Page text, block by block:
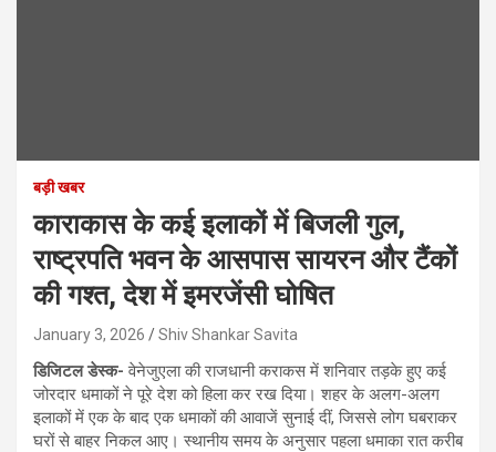
बड़ी खबर
काराकास के कई इलाकों में बिजली गुल,
राष्ट्रपति भवन के आसपास सायरन और टैंकों
की गश्त, देश में इमरजेंसी घोषित
January 3, 2026 Shiv Shankar Savita
डिजिटल डेस्क- वेनेजुएला की राजधानी कराकस में शनिवार तड़के हुए कई
जोरदार धमाकों ने पूरे देश को हिला कर रख दिया। शहर के अलग-अलग
इलाकों में एक के बाद एक धमाकों की आवाजें सुनाई दीं, जिससे लोग घबराकर
घरों से बाहर निकल आए। स्थानीय समय के अनुसार पहला धमाका रात करीब